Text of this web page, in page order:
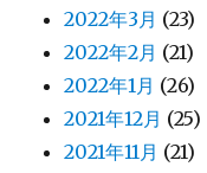
2022年3月 (23)
2022年2月 (21)
2022年1月 (26)
2021年12月 (25)
2021年11月 (21)